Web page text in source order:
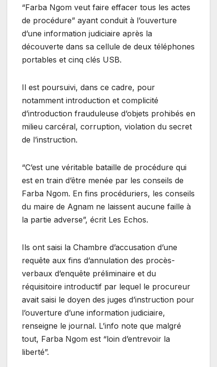
“Farba Ngom veut faire effacer tous les actes
de procédure” ayant conduit à l’ouverture
d’une information judiciaire après la
découverte dans sa cellule de deux téléphones
portables et cinq clés USB.
Il est poursuivi, dans ce cadre, pour
notamment introduction et complicité
d’introduction frauduleuse d’objets prohibés en
milieu carcéral, corruption, violation du secret
de l’instruction.
“C’est une véritable bataille de procédure qui
est en train d’être menée par les conseils de
Farba Ngom. En fins procéduriers, les conseils
du maire de Agnam ne laissent aucune faille à
la partie adverse”, écrit Les Echos.
Ils ont saisi la Chambre d’accusation d’une
requête aux fins d’annulation des procès-
verbaux d’enquête préliminaire et du
réquisitoire introductif par lequel le procureur
avait saisi le doyen des juges d’instruction pour
l’ouverture d’une information judiciaire,
renseigne le journal. L’info note que malgré
tout, Farba Ngom est “loin d’entrevoir la
liberté”.